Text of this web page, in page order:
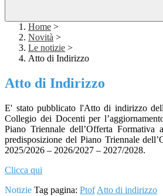
Home >
Novità >
Le notizie >
Atto di Indirizzo
Atto di Indirizzo
E' stato pubblicato l'Atto di indirizzo
Collegio dei Docenti per
Piano Triennale dell’Offerta
predisposizione del Piano Triennale
2025/2026 – 2026/2027 – 2027/2028.
Clicca qui
Notizie Tag pagina: Ptof Atto di indirizzo